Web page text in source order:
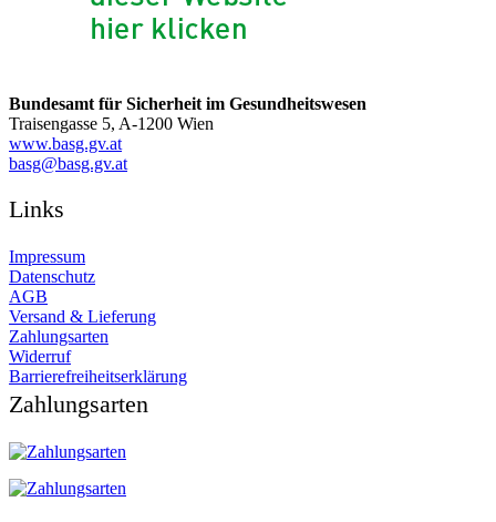
Bundesamt für Sicherheit im Gesundheitswesen
Traisengasse 5, A-1200 Wien
www.basg.gv.at
ta.vg.gsab@gsab
Links
Impressum
Datenschutz
AGB
Versand & Lieferung
Zahlungsarten
Widerruf
Barrierefreiheitserklärung
Zahlungsarten